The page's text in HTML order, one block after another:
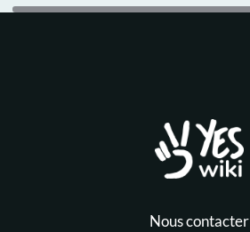
Nous contacter